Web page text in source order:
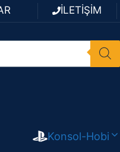
İLETİŞİM
Konsol-Hobi